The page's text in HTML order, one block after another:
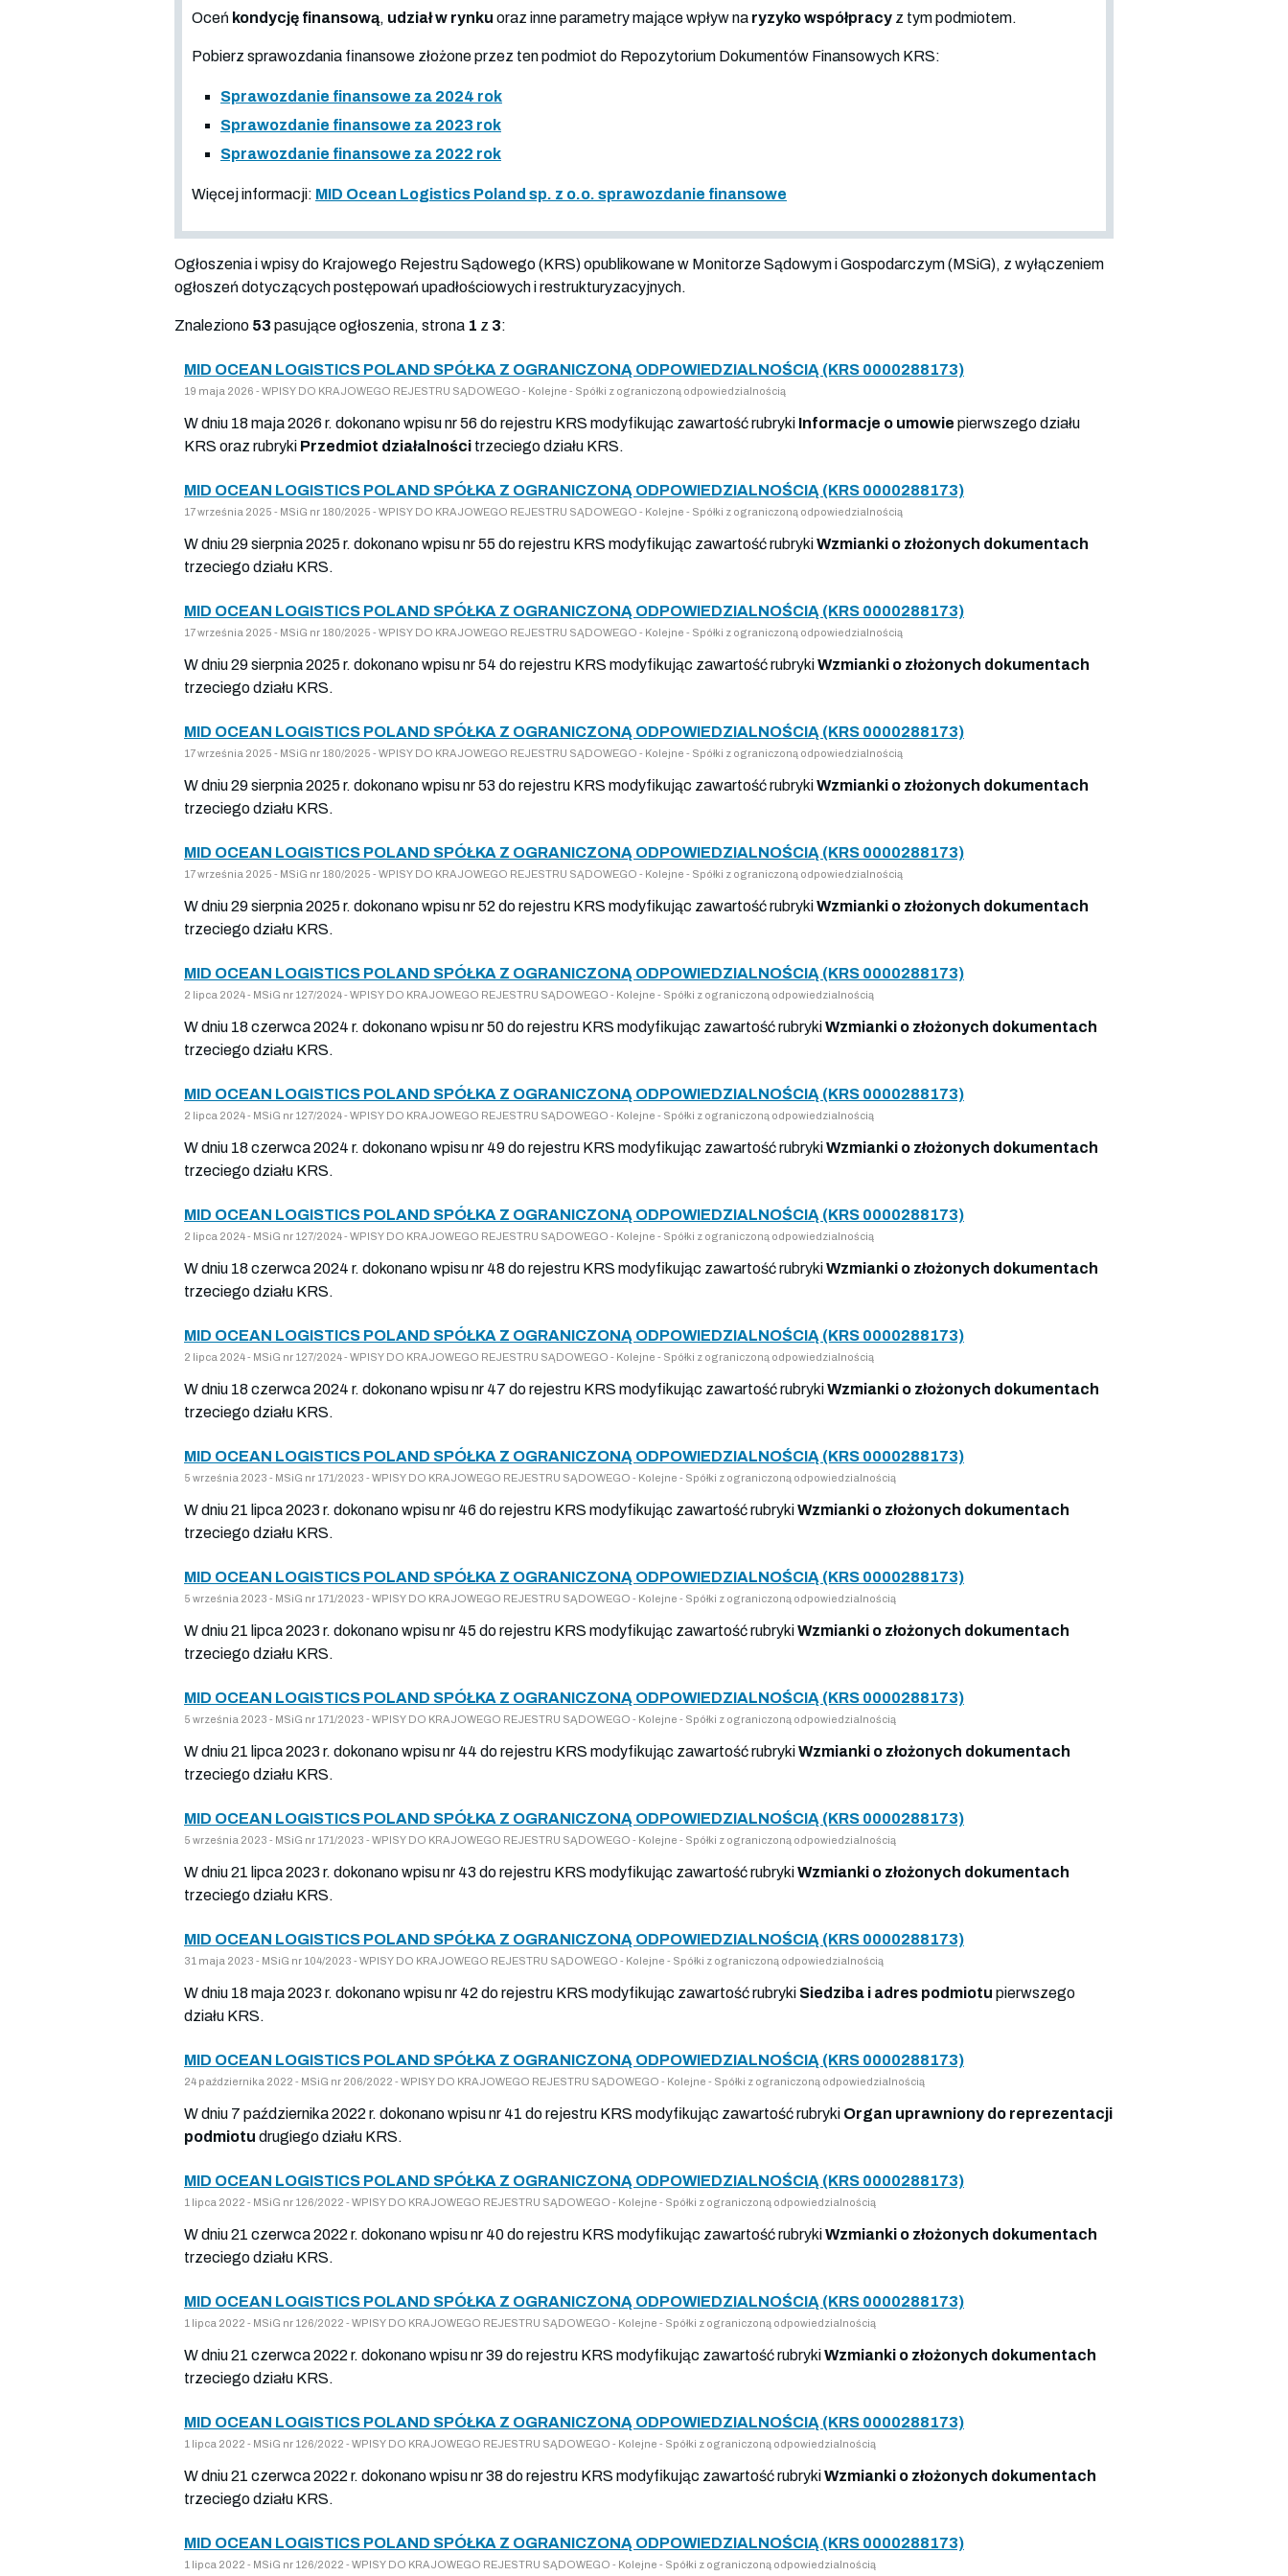
Oceń kondycję finansową, udział w rynku oraz inne parametry mające wpływ na ryzyko współpracy z tym podmiotem.
Pobierz sprawozdania finansowe złożone przez ten podmiot do Repozytorium Dokumentów Finansowych KRS:
Sprawozdanie finansowe za 2024 rok
Sprawozdanie finansowe za 2023 rok
Sprawozdanie finansowe za 2022 rok
Więcej informacji: MID Ocean Logistics Poland sp. z o.o. sprawozdanie finansowe
Ogłoszenia i wpisy do Krajowego Rejestru Sądowego (KRS) opublikowane w Monitorze Sądowym i Gospodarczym (MSiG), z wyłączeniem
ogłoszeń dotyczących postępowań upadłościowych i restrukturyzacyjnych.
Znaleziono 53 pasujące ogłoszenia, strona 1 z 3:
MID OCEAN LOGISTICS POLAND SPÓŁKA Z OGRANICZONĄ ODPOWIEDZIALNOŚCIĄ (KRS 0000288173)
19 maja 2026 - WPISY DO KRAJOWEGO REJESTRU SĄDOWEGO - Kolejne - Spółki z ograniczoną odpowiedzialnością
W dniu 18 maja 2026 r. dokonano wpisu nr 56 do rejestru KRS modyfikując zawartość rubryki Informacje o umowie pierwszego działu
KRS oraz rubryki Przedmiot działalności trzeciego działu KRS.
MID OCEAN LOGISTICS POLAND SPÓŁKA Z OGRANICZONĄ ODPOWIEDZIALNOŚCIĄ (KRS 0000288173)
17 września 2025 - MSiG nr 180/2025 - WPISY DO KRAJOWEGO REJESTRU SĄDOWEGO - Kolejne - Spółki z ograniczoną odpowiedzialnością
W dniu 29 sierpnia 2025 r. dokonano wpisu nr 55 do rejestru KRS modyfikując zawartość rubrykiWzmianki o złożonych dokumentach
trzeciego działu KRS.
MID OCEAN LOGISTICS POLAND SPÓŁKA Z OGRANICZONĄ ODPOWIEDZIALNOŚCIĄ (KRS 0000288173)
17 września 2025 - MSiG nr 180/2025 - WPISY DO KRAJOWEGO REJESTRU SĄDOWEGO - Kolejne - Spółki z ograniczoną odpowiedzialnością
W dniu 29 sierpnia 2025 r. dokonano wpisu nr 54 do rejestru KRS modyfikując zawartość rubrykiWzmianki o złożonych dokumentach
trzeciego działu KRS.
MID OCEAN LOGISTICS POLAND SPÓŁKA Z OGRANICZONĄ ODPOWIEDZIALNOŚCIĄ (KRS 0000288173)
17 września 2025 - MSiG nr 180/2025 - WPISY DO KRAJOWEGO REJESTRU SĄDOWEGO - Kolejne - Spółki z ograniczoną odpowiedzialnością
W dniu 29 sierpnia 2025 r. dokonano wpisu nr 53 do rejestru KRS modyfikując zawartość rubrykiWzmianki o złożonych dokumentach
trzeciego działu KRS.
MID OCEAN LOGISTICS POLAND SPÓŁKA Z OGRANICZONĄ ODPOWIEDZIALNOŚCIĄ (KRS 0000288173)
17 września 2025 - MSiG nr 180/2025 - WPISY DO KRAJOWEGO REJESTRU SĄDOWEGO - Kolejne - Spółki z ograniczoną odpowiedzialnością
W dniu 29 sierpnia 2025 r. dokonano wpisu nr 52 do rejestru KRS modyfikując zawartość rubrykiWzmianki o złożonych dokumentach
trzeciego działu KRS.
MID OCEAN LOGISTICS POLAND SPÓŁKA Z OGRANICZONĄ ODPOWIEDZIALNOŚCIĄ (KRS 0000288173)
2 lipca 2024 - MSiG nr 127/2024 - WPISY DO KRAJOWEGO REJESTRU SĄDOWEGO - Kolejne - Spółki z ograniczoną odpowiedzialnością
W dniu 18 czerwca 2024 r. dokonano wpisu nr 50 do rejestru KRS modyfikując zawartość rubrykiWzmianki o złożonych dokumentach
trzeciego działu KRS.
MID OCEAN LOGISTICS POLAND SPÓŁKA Z OGRANICZONĄ ODPOWIEDZIALNOŚCIĄ (KRS 0000288173)
2 lipca 2024 - MSiG nr 127/2024 - WPISY DO KRAJOWEGO REJESTRU SĄDOWEGO - Kolejne - Spółki z ograniczoną odpowiedzialnością
W dniu 18 czerwca 2024 r. dokonano wpisu nr 49 do rejestru KRS modyfikując zawartość rubrykiWzmianki o złożonych dokumentach
trzeciego działu KRS.
MID OCEAN LOGISTICS POLAND SPÓŁKA Z OGRANICZONĄ ODPOWIEDZIALNOŚCIĄ (KRS 0000288173)
2 lipca 2024 - MSiG nr 127/2024 - WPISY DO KRAJOWEGO REJESTRU SĄDOWEGO - Kolejne - Spółki z ograniczoną odpowiedzialnością
W dniu 18 czerwca 2024 r. dokonano wpisu nr 48 do rejestru KRS modyfikując zawartość rubrykiWzmianki o złożonych dokumentach
trzeciego działu KRS.
MID OCEAN LOGISTICS POLAND SPÓŁKA Z OGRANICZONĄ ODPOWIEDZIALNOŚCIĄ (KRS 0000288173)
2 lipca 2024 - MSiG nr 127/2024 - WPISY DO KRAJOWEGO REJESTRU SĄDOWEGO - Kolejne - Spółki z ograniczoną odpowiedzialnością
W dniu 18 czerwca 2024 r. dokonano wpisu nr 47 do rejestru KRS modyfikując zawartość rubrykiWzmianki o złożonych dokumentach
trzeciego działu KRS.
MID OCEAN LOGISTICS POLAND SPÓŁKA Z OGRANICZONĄ ODPOWIEDZIALNOŚCIĄ (KRS 0000288173)
5 września 2023 - MSiG nr 171/2023 - WPISY DO KRAJOWEGO REJESTRU SĄDOWEGO - Kolejne - Spółki z ograniczoną odpowiedzialnością
W dniu 21 lipca 2023 r. dokonano wpisu nr 46 do rejestru KRS modyfikując zawartość rubrykiWzmianki o złożonych dokumentach
trzeciego działu KRS.
MID OCEAN LOGISTICS POLAND SPÓŁKA Z OGRANICZONĄ ODPOWIEDZIALNOŚCIĄ (KRS 0000288173)
5 września 2023 - MSiG nr 171/2023 - WPISY DO KRAJOWEGO REJESTRU SĄDOWEGO - Kolejne - Spółki z ograniczoną odpowiedzialnością
W dniu 21 lipca 2023 r. dokonano wpisu nr 45 do rejestru KRS modyfikując zawartość rubrykiWzmianki o złożonych dokumentach
trzeciego działu KRS.
MID OCEAN LOGISTICS POLAND SPÓŁKA Z OGRANICZONĄ ODPOWIEDZIALNOŚCIĄ (KRS 0000288173)
5 września 2023 - MSiG nr 171/2023 - WPISY DO KRAJOWEGO REJESTRU SĄDOWEGO - Kolejne - Spółki z ograniczoną odpowiedzialnością
W dniu 21 lipca 2023 r. dokonano wpisu nr 44 do rejestru KRS modyfikując zawartość rubrykiWzmianki o złożonych dokumentach
trzeciego działu KRS.
MID OCEAN LOGISTICS POLAND SPÓŁKA Z OGRANICZONĄ ODPOWIEDZIALNOŚCIĄ (KRS 0000288173)
5 września 2023 - MSiG nr 171/2023 - WPISY DO KRAJOWEGO REJESTRU SĄDOWEGO - Kolejne - Spółki z ograniczoną odpowiedzialnością
W dniu 21 lipca 2023 r. dokonano wpisu nr 43 do rejestru KRS modyfikując zawartość rubrykiWzmianki o złożonych dokumentach
trzeciego działu KRS.
MID OCEAN LOGISTICS POLAND SPÓŁKA Z OGRANICZONĄ ODPOWIEDZIALNOŚCIĄ (KRS 0000288173)
31 maja 2023 - MSiG nr 104/2023 - WPISY DO KRAJOWEGO REJESTRU SĄDOWEGO - Kolejne - Spółki z ograniczoną odpowiedzialnością
W dniu 18 maja 2023 r. dokonano wpisu nr 42 do rejestru KRS modyfikując zawartość rubryki Siedziba i adres podmiotu pierwszego
działu KRS.
MID OCEAN LOGISTICS POLAND SPÓŁKA Z OGRANICZONĄ ODPOWIEDZIALNOŚCIĄ (KRS 0000288173)
24 października 2022 - MSiG nr 206/2022 - WPISY DO KRAJOWEGO REJESTRU SĄDOWEGO - Kolejne - Spółki z ograniczoną odpowiedzialnością
W dniu 7 października 2022 r. dokonano wpisu nr 41 do rejestru KRS modyfikując zawartość rubryki Organ uprawniony do reprezentacji
podmiotu drugiego działu KRS.
MID OCEAN LOGISTICS POLAND SPÓŁKA Z OGRANICZONĄ ODPOWIEDZIALNOŚCIĄ (KRS 0000288173)
1 lipca 2022 - MSiG nr 126/2022 - WPISY DO KRAJOWEGO REJESTRU SĄDOWEGO - Kolejne - Spółki z ograniczoną odpowiedzialnością
W dniu 21 czerwca 2022 r. dokonano wpisu nr 40 do rejestru KRS modyfikując zawartość rubrykiWzmianki o złożonych dokumentach
trzeciego działu KRS.
MID OCEAN LOGISTICS POLAND SPÓŁKA Z OGRANICZONĄ ODPOWIEDZIALNOŚCIĄ (KRS 0000288173)
1 lipca 2022 - MSiG nr 126/2022 - WPISY DO KRAJOWEGO REJESTRU SĄDOWEGO - Kolejne - Spółki z ograniczoną odpowiedzialnością
W dniu 21 czerwca 2022 r. dokonano wpisu nr 39 do rejestru KRS modyfikując zawartość rubrykiWzmianki o złożonych dokumentach
trzeciego działu KRS.
MID OCEAN LOGISTICS POLAND SPÓŁKA Z OGRANICZONĄ ODPOWIEDZIALNOŚCIĄ (KRS 0000288173)
1 lipca 2022 - MSiG nr 126/2022 - WPISY DO KRAJOWEGO REJESTRU SĄDOWEGO - Kolejne - Spółki z ograniczoną odpowiedzialnością
W dniu 21 czerwca 2022 r. dokonano wpisu nr 38 do rejestru KRS modyfikując zawartość rubrykiWzmianki o złożonych dokumentach
trzeciego działu KRS.
MID OCEAN LOGISTICS POLAND SPÓŁKA Z OGRANICZONĄ ODPOWIEDZIALNOŚCIĄ (KRS 0000288173)
1 lipca 2022 - MSiG nr 126/2022 - WPISY DO KRAJOWEGO REJESTRU SĄDOWEGO - Kolejne - Spółki z ograniczoną odpowiedzialnością